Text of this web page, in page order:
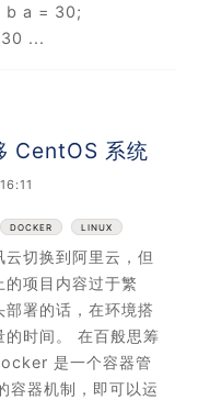
b a = 30;
...
CentOS 系统
DOCKER LINUX
切换到阿里云，但
项目内容过于繁
署的话，在环境搭
的时间。 在百般思筹
是一个容器管
器机制，即可以运